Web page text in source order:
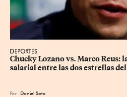
DEPORTES
Chucky Lozano vs. Marco Reus:
salarial entre las dos estrellas
Por Daniel Soto